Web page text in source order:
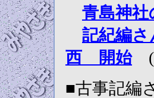
青島神
記紀編
西 開始(
■古事記編